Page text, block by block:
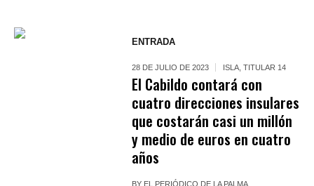
ENTRADA
28 DE JULIO DE 2023 ISLA ,TITULAR 14
El Cabildo contará con
cuatro direcciones insulares
que costarán casi un millón
y medio de euros en cuatro
años
BY EL PERIÓDICO DE LA PALMA